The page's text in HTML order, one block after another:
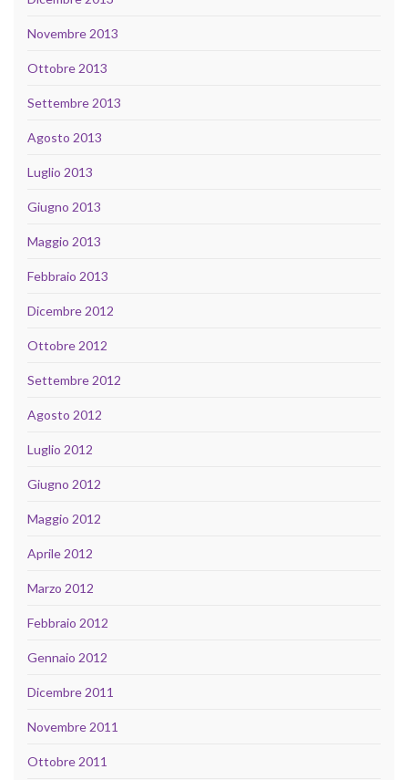
Novembre 2013
Ottobre 2013
Settembre 2013
Agosto 2013
Luglio 2013
Giugno 2013
Maggio 2013
Febbraio 2013
Dicembre 2012
Ottobre 2012
Settembre 2012
Agosto 2012
Luglio 2012
Giugno 2012
Maggio 2012
Aprile 2012
Marzo 2012
Febbraio 2012
Gennaio 2012
Dicembre 2011
Novembre 2011
Ottobre 2011